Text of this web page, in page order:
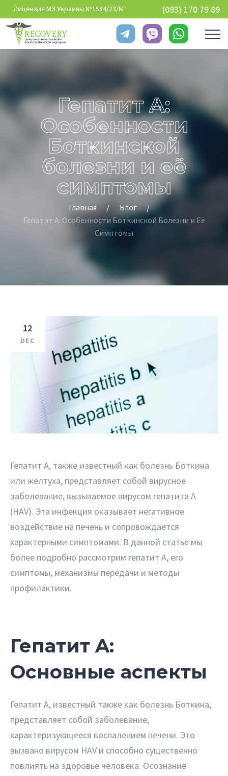
Перейти к основному содержанию
Лицензия МЗ Украины №1584/23/М (093) 170 79 89
Гепатит A:
Особенности
Боткинской
болезни и её
симптомы
Главная
Блог
Гепатит A: Особенности Боткинской Болезни и Её
Симптомы
12
DEC
Гепатит A, также известный как болезнь Боткина
или желтуха, представляет собой вирусное
заболевание, вызываемое вирусом гепатита A
(HAV). Эта инфекция оказывает негативное
воздействие на печень и сопровождается
характерными симптомами. В данной статье мы
более подробно рассмотрим гепатит A, его
симптомы, механизмы передачи и методы
профилактики.
Гепатит A:
Основные аспекты
Гепатит A, известный также как болезнь Боткина,
представляет собой заболевание,
характеризующееся воспалением печени. Это
вызвано вирусом HAV и способно существенно
повлиять на здоровье человека. Осознание